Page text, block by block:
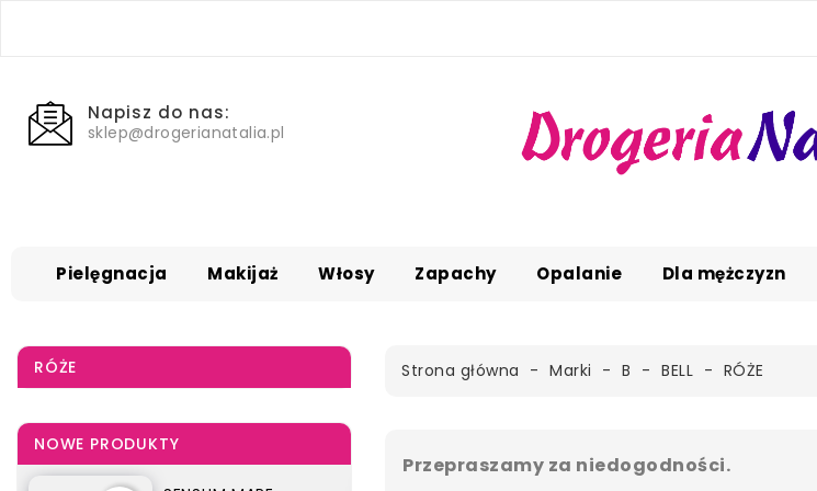
Napisz do nas:
sklep@drogerianatalia.pl
Pielęgnacja Makijaż Włosy Zapachy Opalanie Dla mężczyzn
RÓŻE
NOWE PRODUKTY
Strona główna Marki B BELL RÓŻE
Przepraszamy za niedogodności.